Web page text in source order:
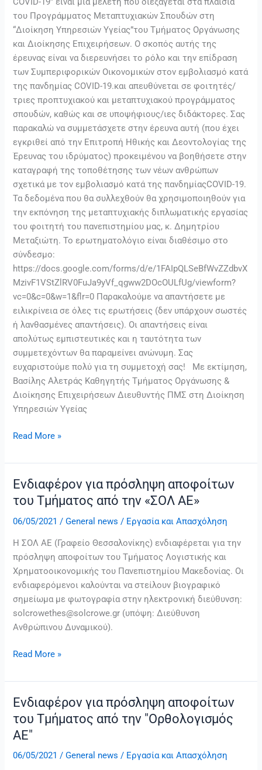
του Προγράμματος Μεταπτυχιακών Σπουδών στη
“Διοίκηση Υπηρεσιών Υγείας”του Τμήματος Οργάνωσης
και Διοίκησης Επιχειρήσεων. Ο σκοπός αυτής της
έρευνας είναι να διερευνήσει το ρόλο και την επίδραση
των Συμπεριφορικών Οικονομικών στον εμβολιασμό κατά
της πανδημίας COVID-19.και απευθύνεται σε φοιτητές/
τριες προπτυχιακού και μεταπτυχιακού προγράμματος
σπουδών, καθώς και σε υποψήφιους/ιες διδάκτορες. Σας
παρακαλώ να συμμετάσχετε στην έρευνα αυτή (που έχει
εγκριθεί από την Επιτροπή Ηθικής και Δεοντολογίας της
Έρευνας του ιδρύματος) προκειμένου να βοηθήσετε στην
καταγραφή της τοποθέτησης των νέων ανθρώπων
σχετικά με τον εμβολιασμό κατά της πανδημίαςCOVID-19.
Τα δεδομένα που θα συλλεχθούν θα χρησιμοποιηθούν για
την εκπόνηση της μεταπτυχιακής διπλωματικής εργασίας
του φοιτητή του πανεπιστημίου μας, κ. Δημητρίου
Μεταξιώτη. Το ερωτηματολόγιο είναι διαθέσιμο στο
σύνδεσμο:
https://docs.google.com/forms/d/e/1FAIpQLSeBfWvZZdbvX
MzivF1VStZlRV0FuJa9yVf_qgww2DOcOULfUg/viewform?
vc=0&c=0&w=1&flr=0 Παρακαλούμε να απαντήσετε με
ειλικρίνεια σε όλες τις ερωτήσεις (δεν υπάρχουν σωστές
ή λανθασμένες απαντήσεις). Οι απαντήσεις είναι
απολύτως εμπιστευτικές και η ταυτότητα των
συμμετεχόντων θα παραμείνει ανώνυμη. Σας
ευχαριστούμε πολύ για τη συμμετοχή σας! Με εκτίμηση,
Βασίλης Αλετράς Καθηγητής Τμήματος Οργάνωσης &
Διοίκησης Επιχειρήσεων Διευθυντής ΠΜΣ στη Διοίκηση
Υπηρεσιών Υγείας
οικονομικών
στον
εμβολιασμό
κατά
της
COVID-
19"
Read More »
Ενδιαφέρον για πρόσληψη αποφοίτων
του Τμήματος από την «ΣΟΛ ΑΕ»
06/05/2021/General news / Εργασία και Απασχόληση
Η ΣΟΛ ΑΕ (Γραφείο Θεσσαλονίκης) ενδιαφέρεται για την
πρόσληψη αποφοίτων του Τμήματος Λογιστικής και
Χρηματοοικονομικής του Πανεπιστημίου Μακεδονίας. Οι
ενδιαφερόμενοι καλούνται να στείλουν βιογραφικό
σημείωμα με φωτογραφία στην ηλεκτρονική διεύθυνση:
solcrowethes@solcrowe.gr (υπόψη: Διεύθυνση
Ανθρώπινου Δυναμικού).
Ενδιαφέρον
για
πρόσληψη
αποφοίτων
του
Τμήματος
από
την
«ΣΟΛ
ΑΕ»
Read More »
Ενδιαφέρον για πρόσληψη αποφοίτων
του Τμήματος από την "Ορθολογισμός
ΑΕ"
06/05/2021/General news / Εργασία και Απασχόληση
Ενδιαφέρον
για
πρόσληψη
αποφοίτων
του